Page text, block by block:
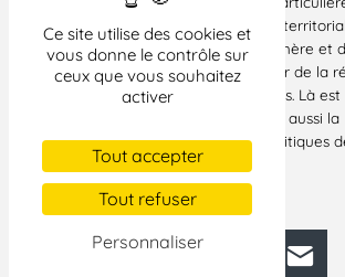
Ce site utilise des cookies et
vous donne le contrôle sur
ceux que vous souhaitez
activer
Tout accepter
Tout refuser
Personnaliser
importance aux prochaines élections
doivent se dérouler dans une atmosphère et
conditions qui permettent de s’assurer de la
du scrutin et de la sincérité des débats. Là est
responsabilité première de l’État mais aussi la
responsabilité de toutes les forces politiques
Paris, le 15 septembre 2003
Facebook
BlueskyMastodonLinkedIn